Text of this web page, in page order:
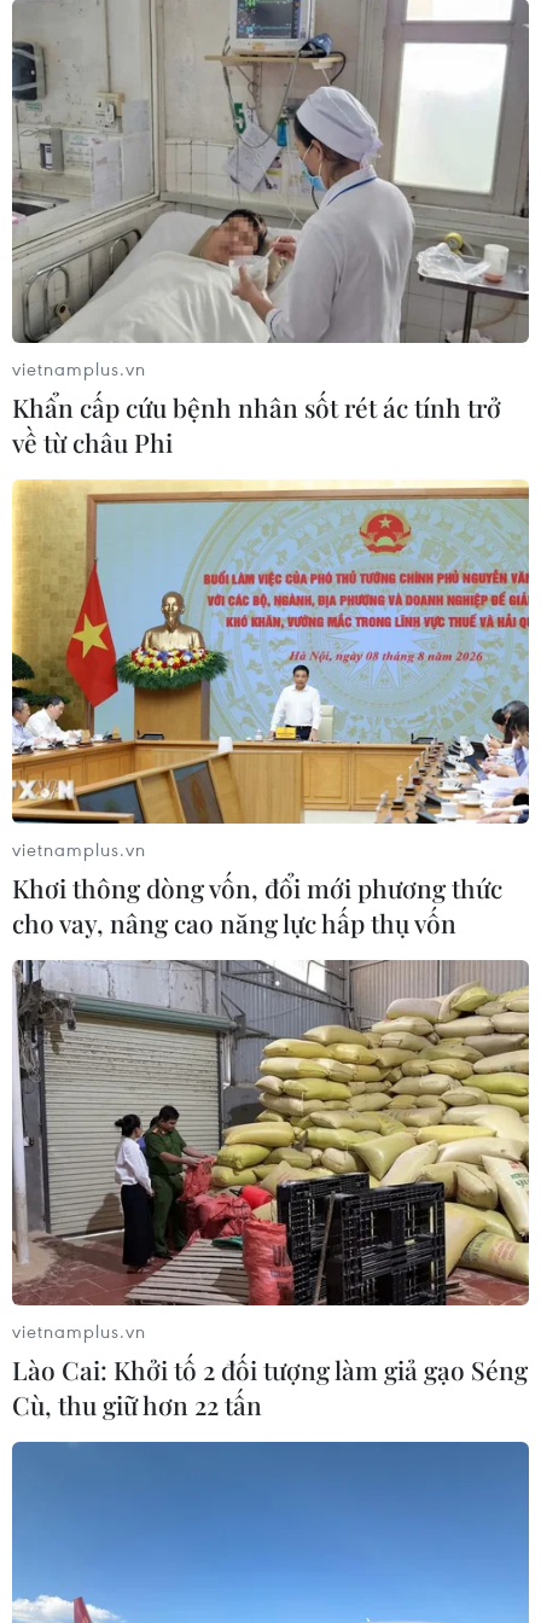
vietnamplus.vn
Khẩn cấp cứu bệnh nhân sốt rét ác tính trở
về từ châu Phi
vietnamplus.vn
Khơi thông dòng vốn, đổi mới phương thức
cho vay, nâng cao năng lực hấp thụ vốn
vietnamplus.vn
Lào Cai: Khởi tố 2 đối tượng làm giả gạo Séng
Cù, thu giữ hơn 22 tấn